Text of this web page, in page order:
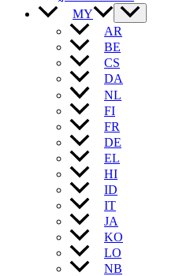
MY
AR
BE
CS
DA
NL
FI
FR
DE
EL
HI
ID
IT
JA
KO
LO
NB